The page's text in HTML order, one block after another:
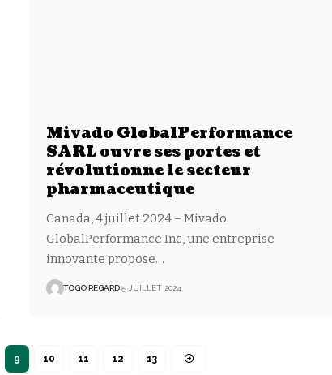
Mivado GlobalPerformance
SARL ouvre ses portes et
révolutionne le secteur
pharmaceutique
Canada, 4 juillet 2024 – Mivado
GlobalPerformance Inc, une entreprise
innovante propose…
TOGO REGARD 5 JUILLET 2024
9 10 11 12 13